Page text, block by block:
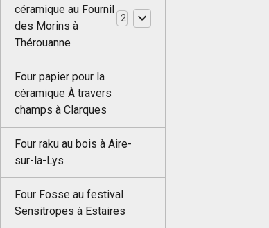
céramique au Fournil
des Morins à
Thérouanne
Four papier pour la
céramique À travers
champs à Clarques
Four raku au bois à Aire-
sur-la-Lys
Four Fosse au festival
Sensitropes à Estaires